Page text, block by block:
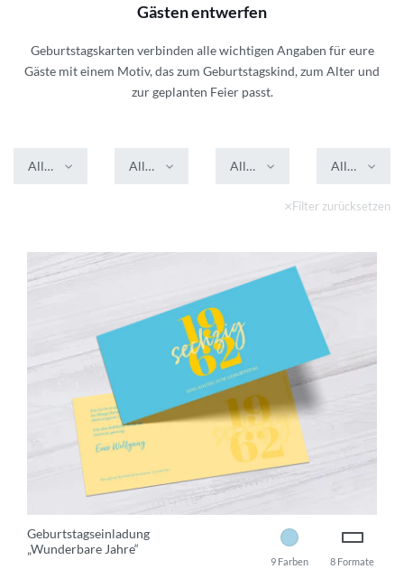
Gästen entwerfen
Geburtstagskarten verbinden alle wichtigen Angaben für eure
Gäste mit einem Motiv, das zum Geburtstagskind, zum Alter und
zur geplanten Feier passt.
Alle Farben Alle Formate Alle VeredelungenAlle Stile
Filter zurücksetzen
Geburtstagseinladung
„Wunderbare Jahre“
8 Formate
9 Farben